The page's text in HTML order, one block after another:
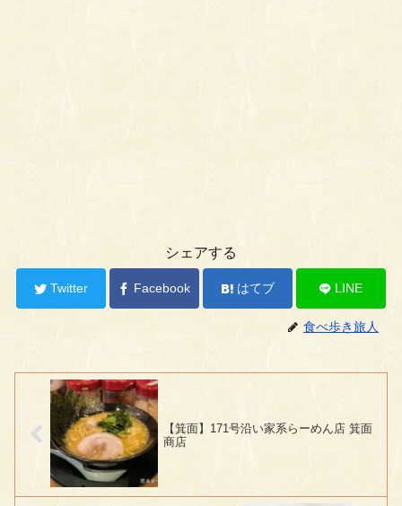
シェアする
Twitter Facebook はてブ LINE
食べ歩き旅人
【箕面】171号沿い家系らーめん店 箕面
商店